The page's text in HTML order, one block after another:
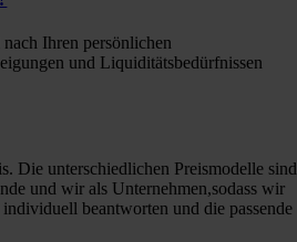
Ihren persönlichen
und Liquiditätsbedürfnissen
Die unterschiedlichen Preismodelle sind
und wir als Unternehmen,sodass wir
beantworten und die passende